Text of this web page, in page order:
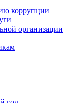
коррупции
организации